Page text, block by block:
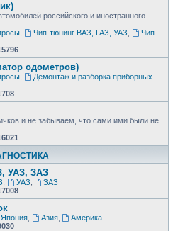
российского и иностранного
, Чип-тюнинг ВАЗ, ГАЗ, УАЗ
Чип-
одометров)
,
Демонтаж и разборка приборных
и не забываем, что сами ими были не
УАЗ, ЗАЗ
УАЗ
ЗАЗ
Япония, Азия,
Америка